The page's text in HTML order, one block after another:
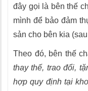
đây gọi là bên thế
mình để bảo đảm
sản cho bên kia
Theo đó, bên thế
thay thế, trao đổi,
hợp quy định tại